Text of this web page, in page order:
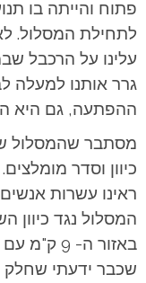
פתוח והייתה בו
לתחילת המסלול.
גרר אותנו למעלה
ההפתעה, גם היא
מסתבר שהמסלול
כיוון וסדר
ראינו עשרות
המסלול נגד כיוון
שכבר ידעתי שחלק